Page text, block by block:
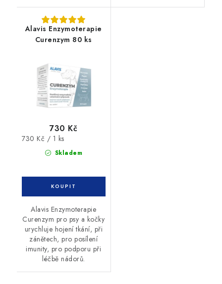
Alavis Enzymoterapie
Curenzym 80 ks
Skladem
730 Kč
Měrná
730 Kč / 1 ks
Alavis Enzymoterapie
Curenzym pro psy a kočky
urychluje hojení tkání, při
zánětech, pro posílení
imunity, pro podporu při
léčbě nádorů.